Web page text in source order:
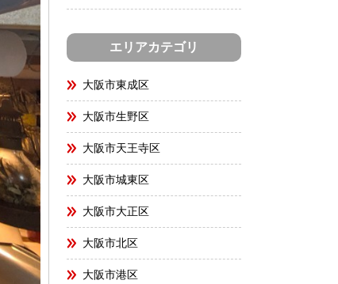
エリアカテゴリ
大阪市東成区
大阪市生野区
大阪市天王寺区
大阪市城東区
大阪市大正区
大阪市北区
大阪市港区